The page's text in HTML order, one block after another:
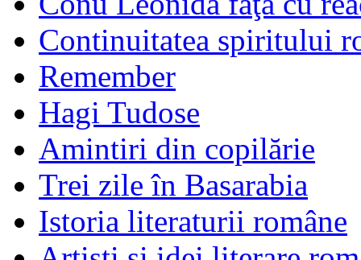
Continuitatea spiritului
Remember
Hagi Tudose
Amintiri din copilărie
Trei zile în Basarabia
Istoria literaturii române